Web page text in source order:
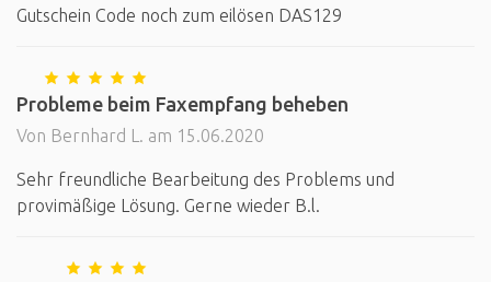
Gutschein Code noch zum eilösen DAS129
Probleme beim Faxempfang beheben
Von Bernhard L. am 15.06.2020
Sehr freundliche Bearbeitung des Problems und
provimäßige Lösung. Gerne wieder B.l.